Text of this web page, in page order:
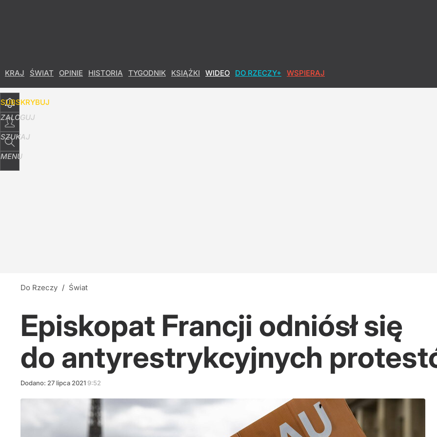
KRAJ ŚWIAT OPINIE HISTORIA TYGODNIK KSIĄŻKI WIDEO DO RZECZY+ WSPIERAJ
SUBSKRYBUJ
ZALOGUJ
SZUKAJ
MENU
Do Rzeczy / Świat
Episkopat Francji odniósł się
do antyrestrykcyjnych
Dodano: 27 lipca 2021 9:52